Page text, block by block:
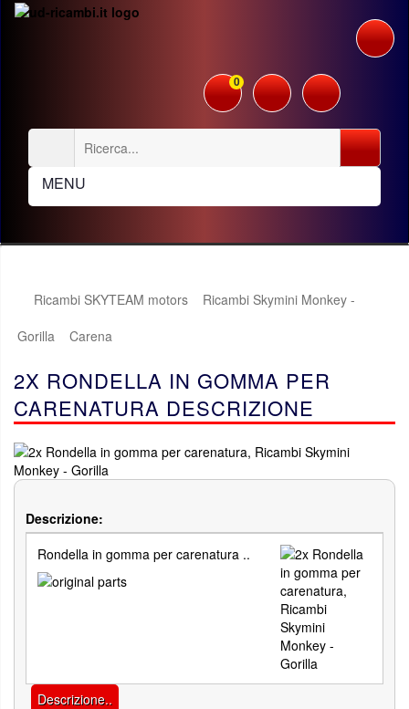
0
MENU
Ricambi SKYTEAM motors
Ricambi Skymini Monkey -
Gorilla
Carena
2X RONDELLA IN GOMMA PER
CARENATURA DESCRIZIONE
Descrizione:
Rondella in gomma per carenatura ..
Descrizione..